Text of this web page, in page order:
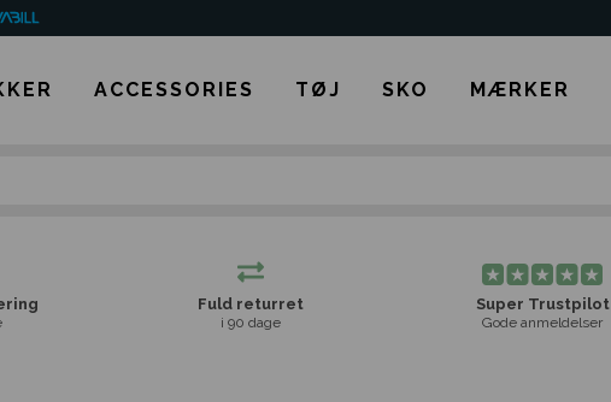
ACCESSORIES TØJ SKO MÆRKER
Fuld returret
i 90 dage
Super Trustpilot
Gode anmeldelser